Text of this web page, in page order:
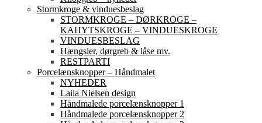
Stormkroge & vinduesbeslag
STORMKROGE – DØRKROGE –
KAHYTSKROGE – VINDUESKROGE
VINDUESBESLAG
Hængsler, dørgreb & låse mv.
RESTPARTI
Porcelænsknopper – Håndmalet
NYHEDER
Laila Nielsen design
Håndmalede porcelænsknopper 1
Håndmalede porcelænsknopper 2